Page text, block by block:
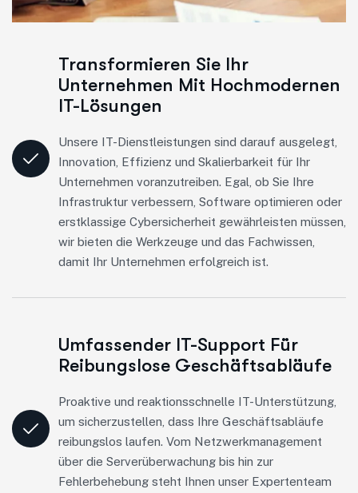
Transformieren Sie Ihr
Unternehmen Mit Hochmodernen
IT-Lösungen
Unsere IT-Dienstleistungen sind darauf ausgelegt,
Innovation, Effizienz und Skalierbarkeit für Ihr
Unternehmen voranzutreiben. Egal, ob Sie Ihre
Infrastruktur verbessern, Software optimieren oder
erstklassige Cybersicherheit gewährleisten müssen,
wir bieten die Werkzeuge und das Fachwissen,
damit Ihr Unternehmen erfolgreich ist.
Umfassender IT-Support Für
Reibungslose Geschäftsabläufe
Proaktive und reaktionsschnelle IT-Unterstützung,
um sicherzustellen, dass Ihre Geschäftsabläufe
reibungslos laufen. Vom Netzwerkmanagement
über die Serverüberwachung bis hin zur
Fehlerbehebung steht Ihnen unser Expertenteam